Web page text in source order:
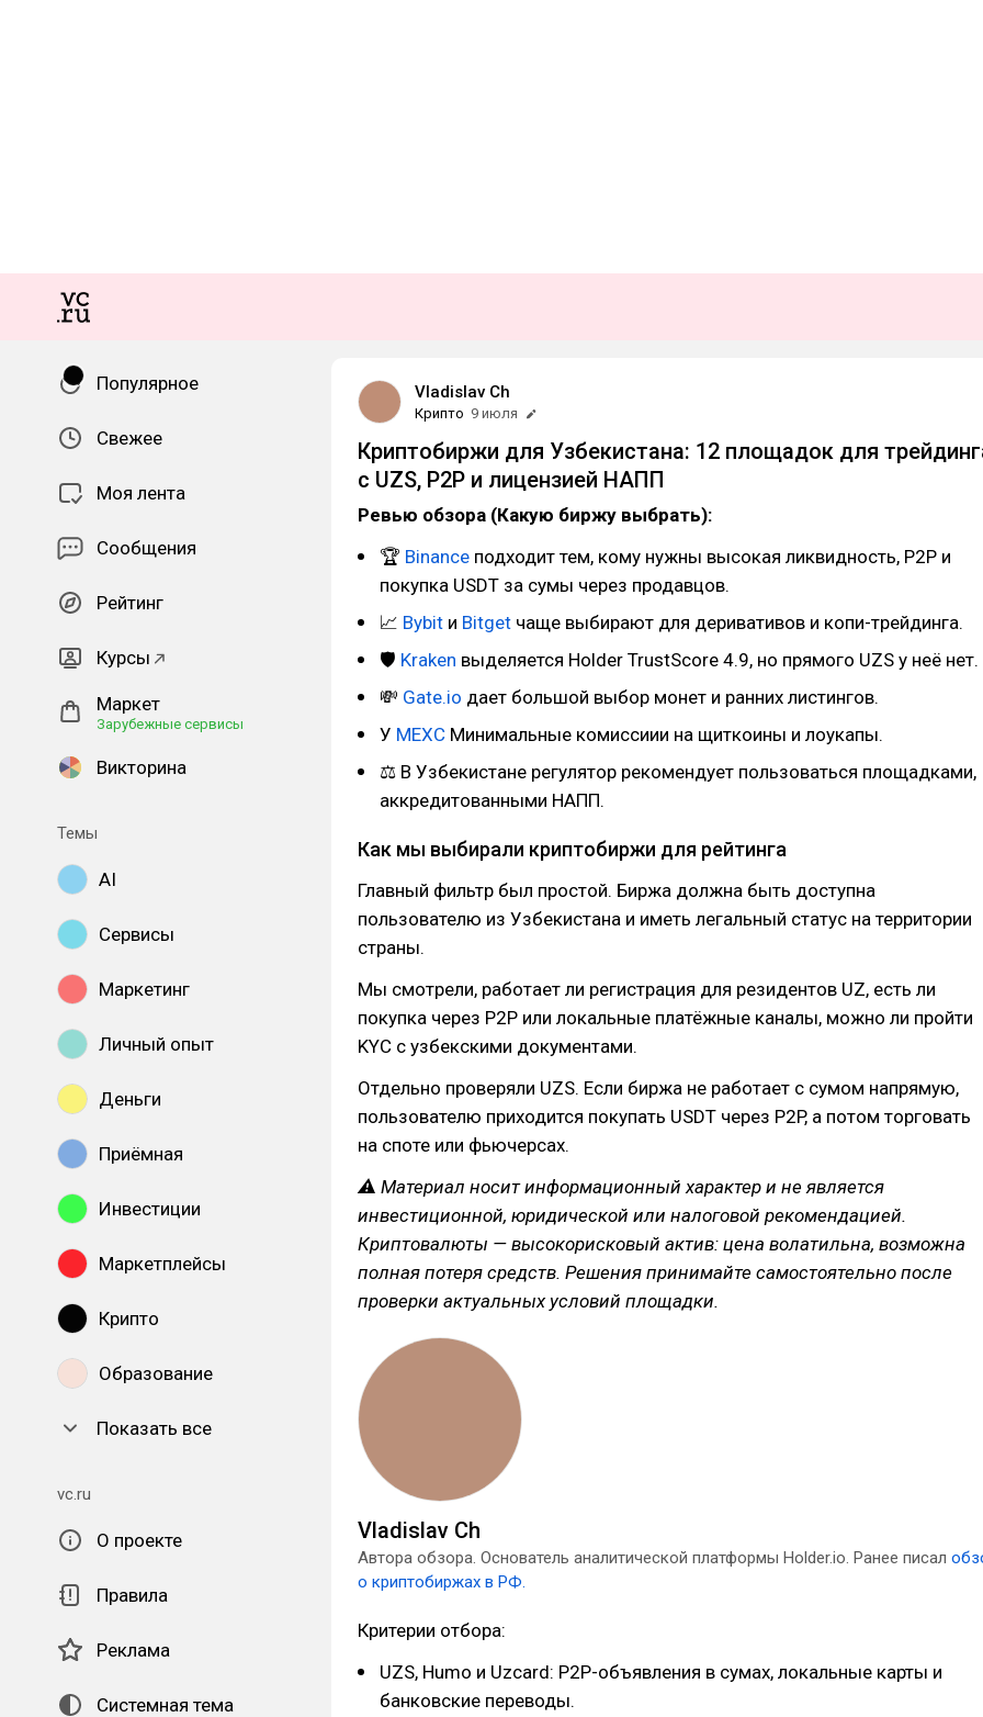
Популярное
Свежее
Моя лента
Сообщения
Рейтинг
Курсы
Маркет
Зарубежные сервисы
Викторина
Темы
AI
Сервисы
Маркетинг
Личный опыт
Деньги
Приёмная
Инвестиции
Маркетплейсы
Крипто
Образование
Показать все
vc.ru
О проекте
Правила
Реклама
Системная тема
Vladislav Ch
Крипто 9 июля
Криптобиржи для Узбекистана: 12 площадок для
с UZS, P2P и лицензией НАПП
Ревью обзора (Какую биржу выбрать):
🏆 Binance подходит тем, кому нужны высокая ликвидность, P2P и
покупка USDT за сумы через продавцов.
📈 Bybit и Bitget чаще выбирают для деривативов и копи-трейдинга.
🛡 Kraken выделяется Holder TrustScore 4.9, но прямого UZS у неё нет.
💸 Gate.io дает большой выбор монет и ранних листингов.
У MEXC Минимальные комиссиии на щиткоины и лоукапы.
⚖ В Узбекистане регулятор рекомендует пользоваться площадками,
аккредитованными НАПП.
Как мы выбирали криптобиржи для рейтинга
Главный фильтр был простой. Биржа должна быть доступна
пользователю из Узбекистана и иметь легальный статус на территории
страны.
Мы смотрели, работает ли регистрация для резидентов UZ, есть ли
покупка через P2P или локальные платёжные каналы, можно ли пройти
KYC с узбекскими документами.
Отдельно проверяли UZS. Если биржа не работает с сумом напрямую,
пользователю приходится покупать USDT через P2P, а потом торговать
на споте или фьючерсах.
⚠ Материал носит информационный характер и не является
инвестиционной, юридической или налоговой рекомендацией.
Криптовалюты — высокорисковый актив: цена волатильна, возможна
полная потеря средств. Решения принимайте самостоятельно после
проверки актуальных условий площадки.
Vladislav Ch
Автора обзора. Основатель аналитической платформы Holder.io. Ранее писал
о криптобиржах в РФ.
Критерии отбора:
UZS, Humo и Uzcard: P2P-объявления в сумах, локальные карты и
банковские переводы.